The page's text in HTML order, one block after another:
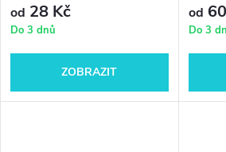
od 28 Kč
Do 3 dnů
ZOBRAZIT
od
Do 3